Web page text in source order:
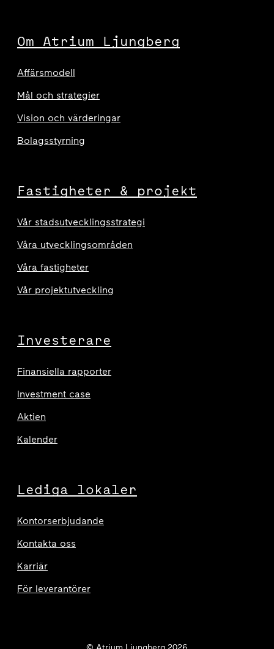
Om Atrium Ljungberg
Affärsmodell
Mål och strategier
Vision och värderingar
Bolagsstyrning
Fastigheter & projekt
Vår stadsutvecklingsstrategi
Våra utvecklingsområden
Våra fastigheter
Vår projektutveckling
Investerare
Finansiella rapporter
Investment case
Aktien
Kalender
Lediga lokaler
Kontorserbjudande
Kontakta oss
Karriär
För leverantörer